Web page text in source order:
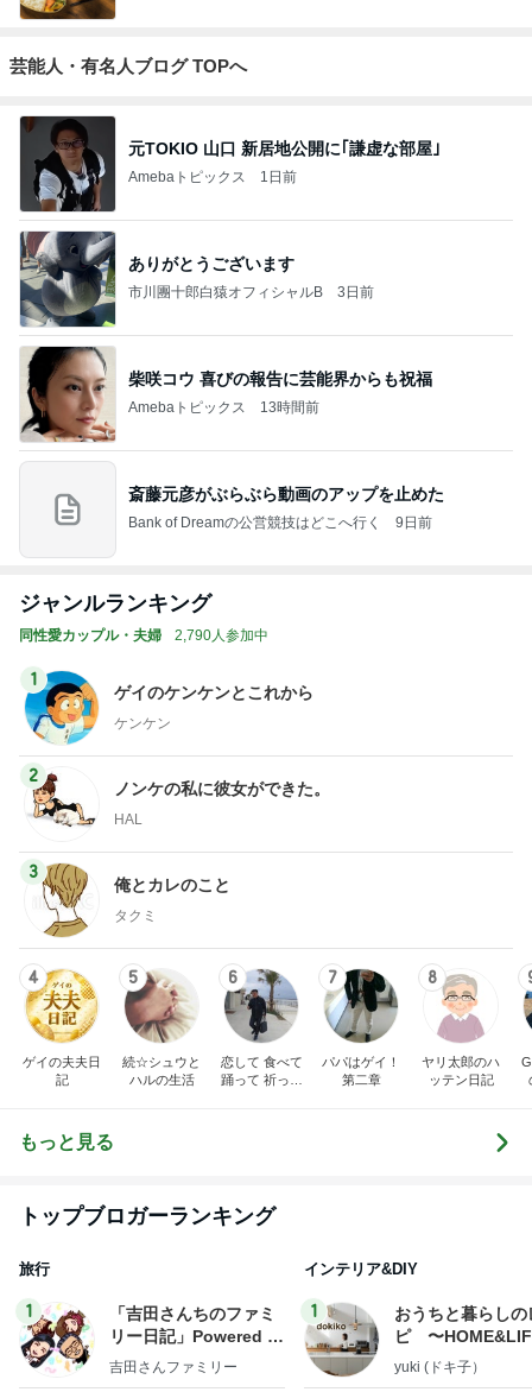
芸能人・有名人ブログ TOPへ
元TOKIO 山口 新居地公開に｢謙虚な部屋｣
Amebaトピックス 1日前
ありがとうございます
市川團十郎白猿オフィシャルB 3日前
柴咲コウ 喜びの報告に芸能界からも祝福
Amebaトピックス 13時間前
斎藤元彦がぶらぶら動画のアップを止めた
Bank of Dreamの公営競技はどこへ行く 9日前
ジャンルランキング
同性愛カップル・夫婦 2,790人参加中
1
ゲイのケンケンとこれから
ケンケン
2
ノンケの私に彼女ができた。
HAL
3
俺とカレのこと
タクミ
4
ゲイの夫夫日
記
5
続☆シュウと
ハルの生活
6
恋して 食べて
踊って 祈って
7
パパはゲイ！
第二章
8
ヤリ太郎のハ
ッテン日記
もっと見る
トップブロガーランキング
旅行
1
「吉田さんちのファミ
リー日記」Powered b
y Ameba 吉田さんファ
ミリーオフィシャルブ
吉田さんファミリー
インテリア&DIY
1
おうちと暮らしの
ピ 〜
yuki (ドキ子）